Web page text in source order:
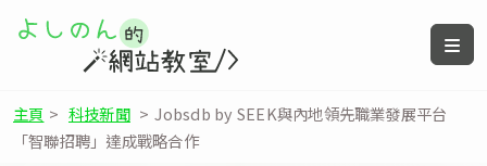
主頁 > 科技新聞 > Jobsdb by SEEK與內地領先職業發展平台
「智聯招聘」達成戰略合作